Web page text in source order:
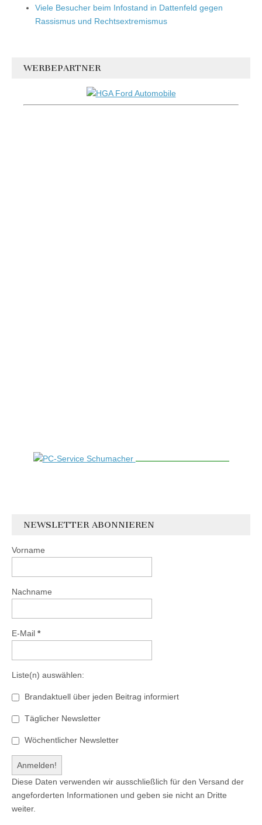
Viele Besucher beim Infostand in Dattenfeld gegen
Rassismus und Rechtsextremismus
WERBEPARTNER
NEWSLETTER ABONNIEREN
Vorname
Nachname
E-Mail *
Liste(n) auswählen:
Brandaktuell über jeden Beitrag informiert
Täglicher Newsletter
Wöchentlicher Newsletter
Diese Daten verwenden wir ausschließlich für den Versand der
angeforderten Informationen und geben sie nicht an Dritte
weiter.